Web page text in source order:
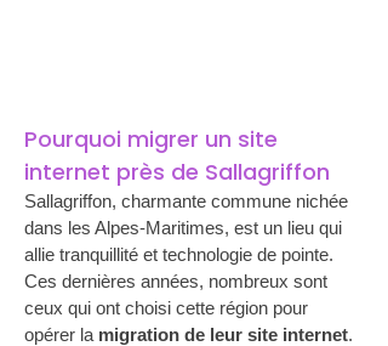
Pourquoi migrer un site
internet près de Sallagriffon
Sallagriffon, charmante commune nichée
dans les Alpes-Maritimes, est un lieu qui
allie tranquillité et technologie de pointe.
Ces dernières années, nombreux sont
ceux qui ont choisi cette région pour
opérer la migration de leur site internet.